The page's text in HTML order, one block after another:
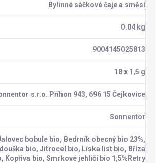
Bylinné sáčkové čaje a směsi
0.04 kg
9004145025813
18 x 1,5 g
s.r.o. Příhon 943, 696 15 Čejkovice
Sonnentor
bobule bio, Bedrník obecný bio 23%,
bio, Jitrocel bio, Líska list bio, Bříza
Kopřiva bio, Smrkové jehličí bio 1,5%Retry